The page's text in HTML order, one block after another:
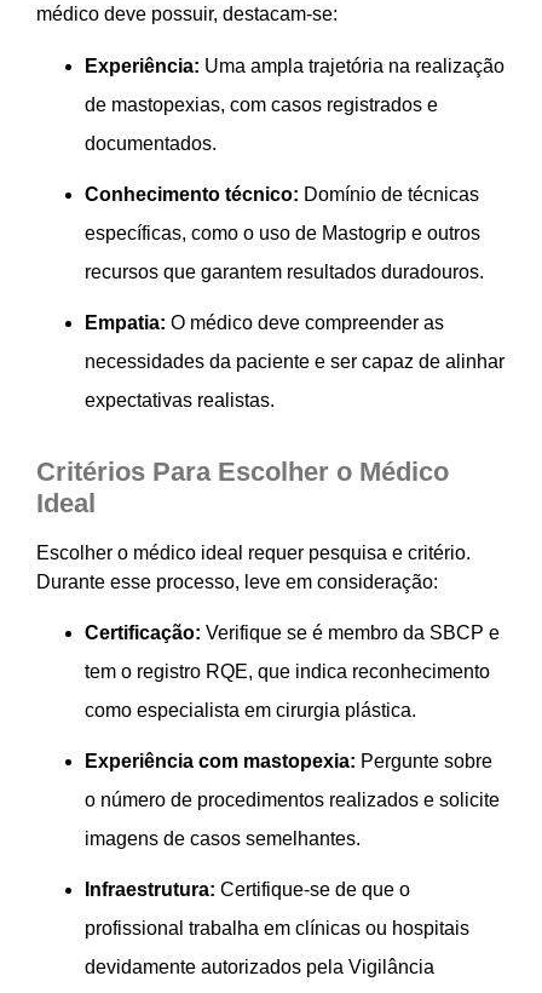
médico deve possuir, destacam-se:
Experiência: Uma ampla trajetória na realização
de mastopexias, com casos registrados e
documentados.
Conhecimento técnico: Domínio de técnicas
específicas, como o uso de Mastogrip e outros
recursos que garantem resultados duradouros.
Empatia: O médico deve compreender as
necessidades da paciente e ser capaz de alinhar
expectativas realistas.
Critérios Para Escolher o Médico
Ideal
Escolher o médico ideal requer pesquisa e critério.
Durante esse processo, leve em consideração:
Certificação: Verifique se é membro da SBCP e
tem o registro RQE, que indica reconhecimento
como especialista em cirurgia plástica.
Experiência com mastopexia: Pergunte sobre
o número de procedimentos realizados e solicite
imagens de casos semelhantes.
Infraestrutura: Certifique-se de que o
profissional trabalha em clínicas ou hospitais
devidamente autorizados pela Vigilância